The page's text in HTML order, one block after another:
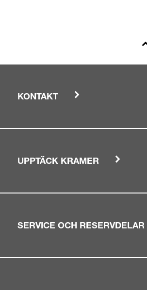
KONTAKT
UPPTÄCK KRAMER
SERVICE OCH RESERVDELAR